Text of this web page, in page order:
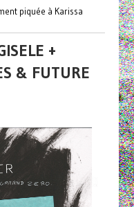
piquée à Karissa
+
& FUTURE